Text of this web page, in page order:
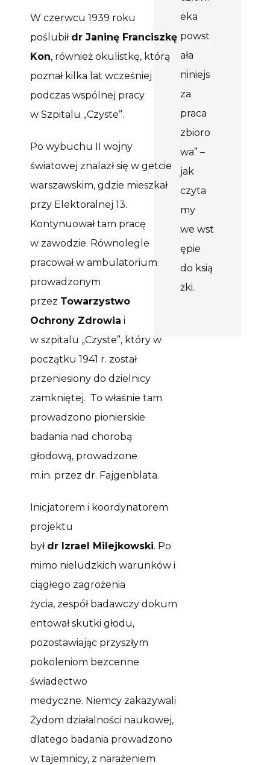
W czerwcu 1939 roku
poślubił dr Janinę Franciszkę
Kon, również okulistkę, którą
poznał kilka lat wcześniej
podczas wspólnej pracy
w Szpitalu „Czyste”.
Po wybuchu II wojny
światowej znalazł się w getcie
warszawskim, gdzie mieszkał
przy Elektoralnej 13.
Kontynuowałtam pracę
w zawodzie. Równolegle
pracował w ambulatorium
prowadzonym
przez Towarzystwo
Ochrony Zdrowia i
w szpitalu „Czyste”, który w
początku 1941 r. został
przeniesiony do dzielnicy
zamkniętej. To właśnie tam
prowadzono pionierskie
badania nad chorobą
głodową, prowadzone
m.in. przez dr. Fajgenblata.
Inicjatorem i koordynatorem
projektu
był dr Izrael Milejkowski. Po
mimo nieludzkich warunków i
ciągłego zagrożenia
życia, zespół badawczy dokum
entował skutki głodu,
pozostawiając przyszłym
pokoleniom bezcenne
świadectwo
medyczne. Niemcy zakazywali
Żydom działalności naukowej,
dlatego badania prowadzono
w tajemnicy, z narażeniem
eka
powst
ała
niniejs
za
praca
zbioro
wa” –
jak
czyta
my
we wst
ępie
do ksią
żki.